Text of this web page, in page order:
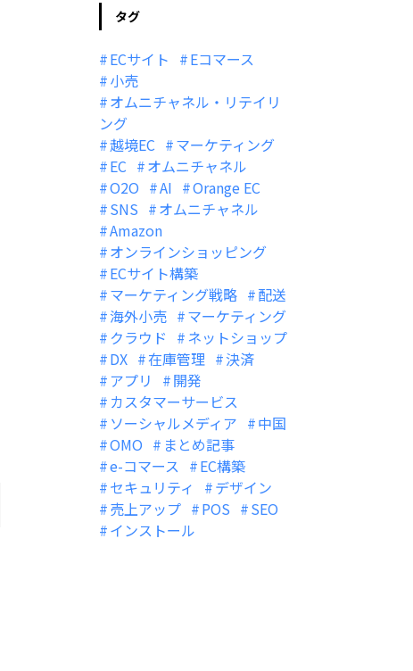
タグ
ECサイト
Eコマース
小売
オムニチャネル・リテイリ
ング
越境EC
マーケティング
EC
オムニチャネル
O2O
AI
Orange EC
SNS
オムニチャネル
Amazon
オンラインショッピング
ECサイト構築
マーケティング戦略
配送
海外小売
マーケティング
クラウド
ネットショップ
DX
在庫管理
決済
アプリ
開発
カスタマーサービス
ソーシャルメディア
中国
OMO
まとめ記事
e-コマース
EC構築
セキュリティ
デザイン
売上アップ
POS
SEO
インストール